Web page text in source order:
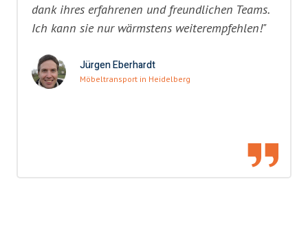
dank ihres erfahrenen und freundlichen Teams.
Ich kann sie nur wärmstens weiterempfehlen!"
Jürgen Eberhardt
Möbeltransport in Heidelberg